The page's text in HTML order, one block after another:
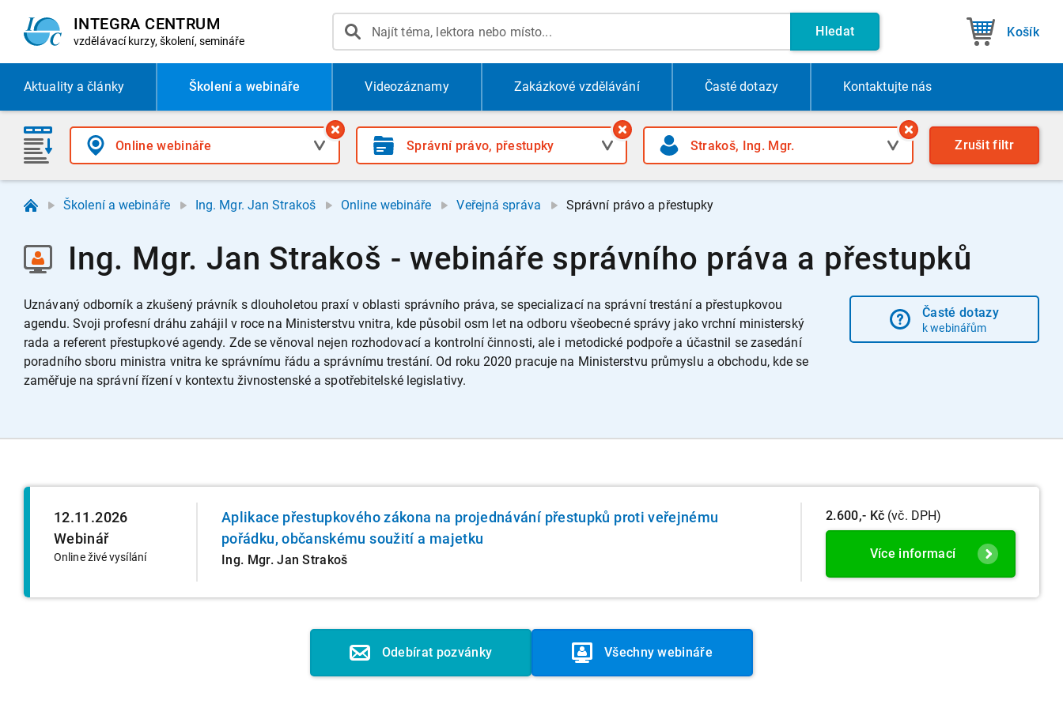
INTEGRA CENTRUM
vzdělávací kurzy, školení, semináře
Hledat Košík
Aktualitya články Školení a webináře Videozáznamy Zakázkové vzdělávání Časté dotazy Kontaktujte nás
Zrušit filtr
Školení a webináře Ing. Mgr. Jan Strakoš Online webináře Veřejná správa Správní právo a přestupky
Ing. Mgr. Jan Strakoš - webináře správního práva a přestupků
Uznávaný odborník a zkušený právník s dlouholetou praxí v oblasti správního práva, se specializací na správní trestání a přestupkovou
agendu. Svoji profesní dráhu zahájil v roce na Ministerstvu vnitra, kde působil osm let na odboru všeobecné správy jako vrchní ministerský
rada a referent přestupkové agendy. Zde se věnoval nejen rozhodovací a kontrolní činnosti, ale i metodické podpoře a účastnil se zasedání
poradního sboru ministra vnitra ke správnímu řádu a správnímu trestání. Od roku 2020 pracuje na Ministerstvu průmyslu a obchodu, kde se
zaměřuje na správní řízení v kontextu živnostenské a spotřebitelské legislativy.
Časté dotazy
k webinářům
12.11.2026
Webinář
Online živé vysílání
Aplikace přestupkového zákona na projednávání přestupků proti veřejnému
pořádku, občanskému soužití a majetku
Ing. Mgr. Jan Strakoš
2.600,- Kč (vč. DPH)
Více informací
Odebírat pozvánky Všechny webináře